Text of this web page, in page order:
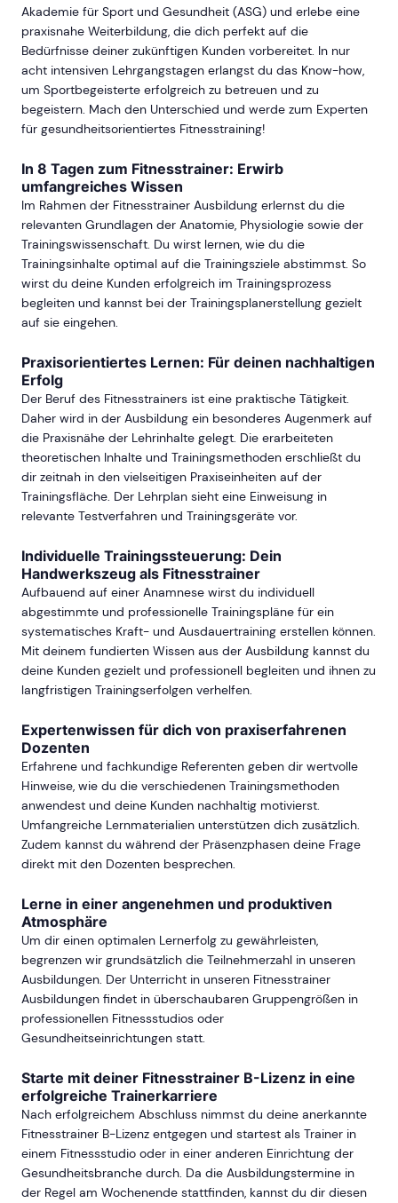
Akademie für Sport und Gesundheit (ASG) und erlebe eine
praxisnahe Weiterbildung, die dich perfekt auf die
Bedürfnisse deiner zukünftigen Kunden vorbereitet. In nur
acht intensiven Lehrgangstagen erlangst du das Know-how,
um Sportbegeisterte erfolgreich zu betreuen und zu
begeistern. Mach den Unterschied und werde zum Experten
für gesundheitsorientiertes Fitnesstraining!
In 8 Tagen zum Fitnesstrainer: Erwirb
umfangreiches Wissen
Im Rahmen der Fitnesstrainer Ausbildung erlernst du die
relevanten Grundlagen der Anatomie, Physiologie sowie der
Trainingswissenschaft. Du wirst lernen, wie du die
Trainingsinhalte optimal auf die Trainingsziele abstimmst. So
wirst du deine Kunden erfolgreich im Trainingsprozess
begleiten und kannst bei der Trainingsplanerstellung gezielt
auf sie eingehen.
Praxisorientiertes Lernen: Für deinen nachhaltigen
Erfolg
Der Beruf des Fitnesstrainers ist eine praktische Tätigkeit.
Daher wird in der Ausbildung ein besonderes Augenmerk auf
die Praxisnähe der Lehrinhalte gelegt. Die erarbeiteten
theoretischen Inhalte und Trainingsmethoden erschließt du
dir zeitnah in den vielseitigen Praxiseinheiten auf der
Trainingsfläche. Der Lehrplan sieht eine Einweisung in
relevante Testverfahren und Trainingsgeräte vor.
Individuelle Trainingssteuerung: Dein
Handwerkszeug als Fitnesstrainer
Aufbauend auf einer Anamnese wirst du individuell
abgestimmte und professionelle Trainingspläne für ein
systematisches Kraft- und Ausdauertraining erstellen können.
Mit deinem fundierten Wissen aus der Ausbildung kannst du
deine Kunden gezielt und professionell begleiten und ihnen zu
langfristigen Trainingserfolgen verhelfen.
Expertenwissen für dich von praxiserfahrenen
Dozenten
Erfahrene und fachkundige Referenten geben dir wertvolle
Hinweise, wie du die verschiedenen Trainingsmethoden
anwendest und deine Kunden nachhaltig motivierst.
Umfangreiche Lernmaterialien unterstützen dich zusätzlich.
Zudem kannst du während der Präsenzphasen deine Frage
direkt mit den Dozenten besprechen.
Lerne in einer angenehmen und produktiven
Atmosphäre
Um dir einen optimalen Lernerfolg zu gewährleisten,
begrenzen wir grundsätzlich die Teilnehmerzahl in unseren
Ausbildungen. Der Unterricht in unseren Fitnesstrainer
Ausbildungen findet in überschaubaren Gruppengrößen in
professionellen Fitnessstudios oder
Gesundheitseinrichtungen statt.
Starte mit deiner Fitnesstrainer B-Lizenz in eine
erfolgreiche Trainerkarriere
Nach erfolgreichem Abschluss nimmst du deine anerkannte
Fitnesstrainer B-Lizenz entgegen und startest als Trainer in
einem Fitnessstudio oder in einer anderen Einrichtung der
Gesundheitsbranche durch. Da die Ausbildungstermine in
der Regel am Wochenende stattfinden, kannst du dir diesen